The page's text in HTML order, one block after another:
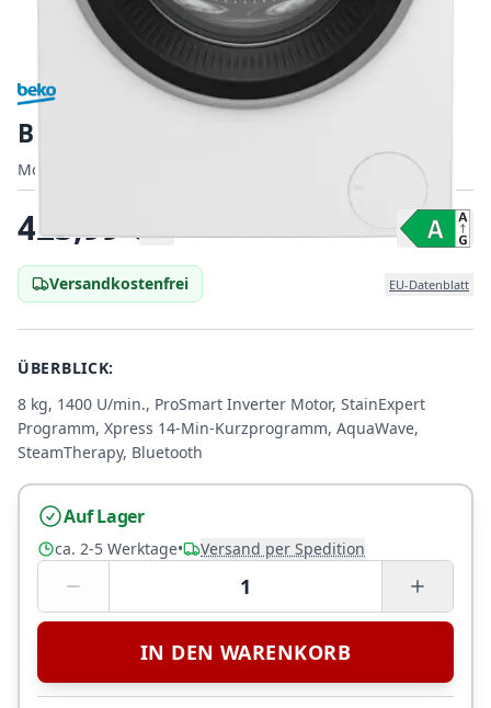
Beko B3WFU58415W1
Modell:
Modell:
423,99€
Versandkostenfrei EU-Datenblatt
ÜBERBLICK:
8 kg, 1400 U/min., ProSmart Inverter Motor, StainExpert
Programm, Xpress 14-Min-Kurzprogramm, AquaWave,
SteamTherapy, Bluetooth
Auf Lager
ca. 2-5 Werktage• Versand per Spedition
1
IN DEN WARENKORB